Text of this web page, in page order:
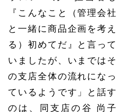
『こんなこと（管理会社
と一緒に商品企画を考え
る）初めてだ』と言って
いましたが、いまではそ
の支店全体の流れになっ
ているようです」と話す
のは、同支店の谷 尚子